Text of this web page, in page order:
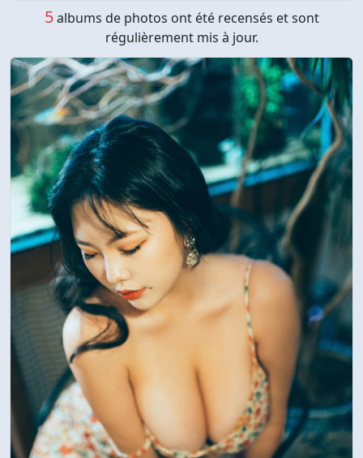
5albums de photos ont été recensés et sont
régulièrement mis à jour.